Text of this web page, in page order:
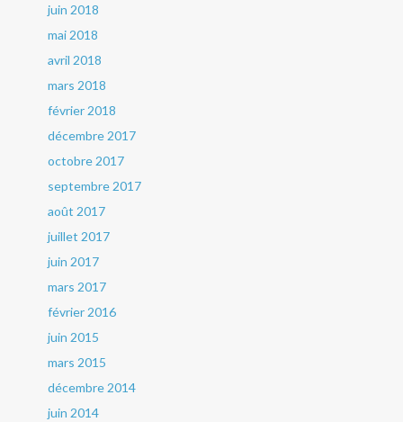
juin 2018
mai 2018
avril 2018
mars 2018
février 2018
décembre 2017
octobre 2017
septembre 2017
août 2017
juillet 2017
juin 2017
mars 2017
février 2016
juin 2015
mars 2015
décembre 2014
juin 2014